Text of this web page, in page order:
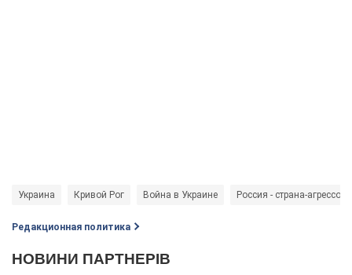
Украина Кривой Рог Война в Украине Россия - страна-агрессор
Редакционная политика